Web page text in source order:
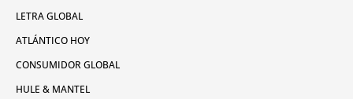
LETRA GLOBAL
ATLÁNTICO HOY
CONSUMIDOR GLOBAL
HULE & MANTEL